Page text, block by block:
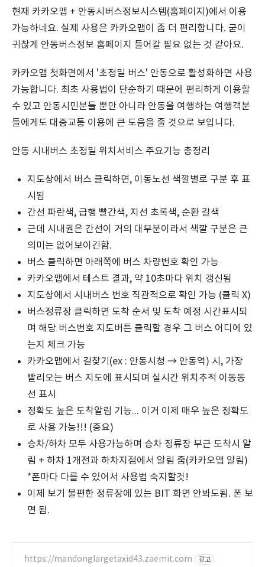
현재 카카오맵 + 안동시버스정보시스템(홈페이지)에서 이용
가능하네요. 실제 사용은 카카오맵이 좀 더 편리합니다. 굳이
귀찮게 안동버스정보 홈페이지 들어갈 필요 없는 것 같아요.
카카오맵 첫화면에서 '초정밀 버스' 안동으로 활성화하면 사용
가능합니다. 최초 사용법이 단순하기 때문에 편리하게 이용할
수 있고 안동시민분들 뿐만 아니라 안동을 여행하는 여행객분
들에게도 대중교통 이용에 큰 도움을 줄 것으로 보입니다.
안동 시내버스 초정밀 위치서비스 주요기능 총정리
지도상에서 버스 클릭하면, 이동노선 색깔별로 구분 후 표
시됨
간선 파란색, 급행 빨간색, 지선 초록색, 순환 갈색
근데 시내권은 간선이 거의 대부분이라서 색깔 구분은 큰
의미는 없어보이긴함.
버스 클릭하면 아래쪽에 버스 차량번호 확인 가능
카카오맵에서 테스트 결과, 약 10초마다 위치 갱신됨
지도상에서 시내버스 번호 직관적으로 확인 가능 (클릭 X)
버스정류장 클릭하면 도착 순서 및 도착 예정 시간표시되
며 해당 버스번호 지도버튼 클릭할 경우 그 버스 어디에 있
는지 체크 가능
카카오맵에서 길찾기(ex : 안동시청 → 안동역) 시, 가장
빨리오는 버스 지도에 표시되며 실시간 위치추적 이동동
선 표시
정확도 높은 도착알림 기능... 이거 이제 매우 높은 정확도
로 사용 가능!!! (중요)
승차/하차 모두 사용가능하며 승차 정류장 부근 도착시 알
림 + 하차 1개전과 하차지점에서 알림 줌(카카오맵 알림)
*폰마다 다를 수 있어서 사용법 숙지할것!
이제 보기 불편한 정류장에 있는 BIT 화면 안봐도됨. 폰 보
면 됨.
https://mandonglargetaxid43.zaemit.com 광고